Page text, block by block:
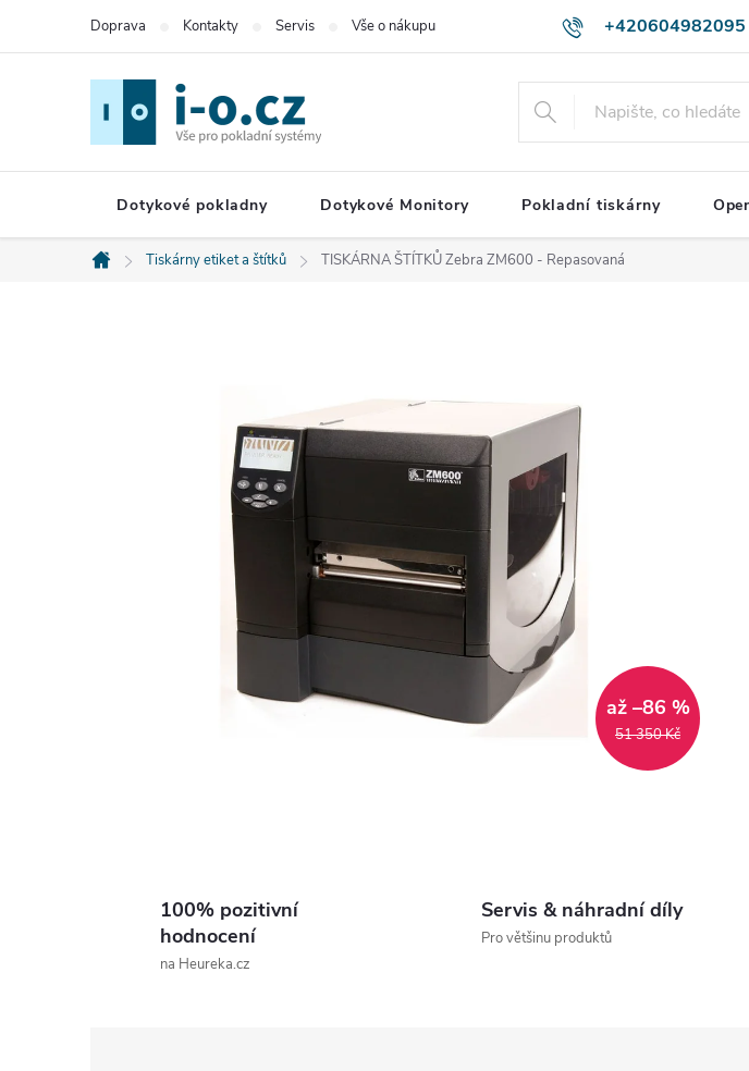
+420604982095
Doprava Kontakty Servis Vše o nákupu
Dotykové pokladny Dotykové Monitory Pokladní tiskárny
Domů
Tiskárny etiket a štítků TISKÁRNA ŠTÍTKŮ Zebra ZM600 - Repasovaná
51 350 Kč
až –86 %
100% pozitivní
hodnocení
na Heureka.cz
Servis & náhradní díly
Pro většinu produktů